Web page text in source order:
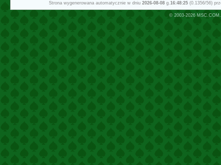
Strona wygenerowana automatycznie w dniu 2026-08-08 g.16:48:25 (0.1356/56)
© 2003-2026